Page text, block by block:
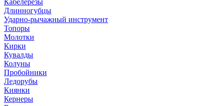
Кабелерезы
Длинногубцы
Ударно-рычажный инструмент
Топоры
Молотки
Кирки
Кувалды
Колуны
Пробойники
Ледорубы
Киянки
Кернеры